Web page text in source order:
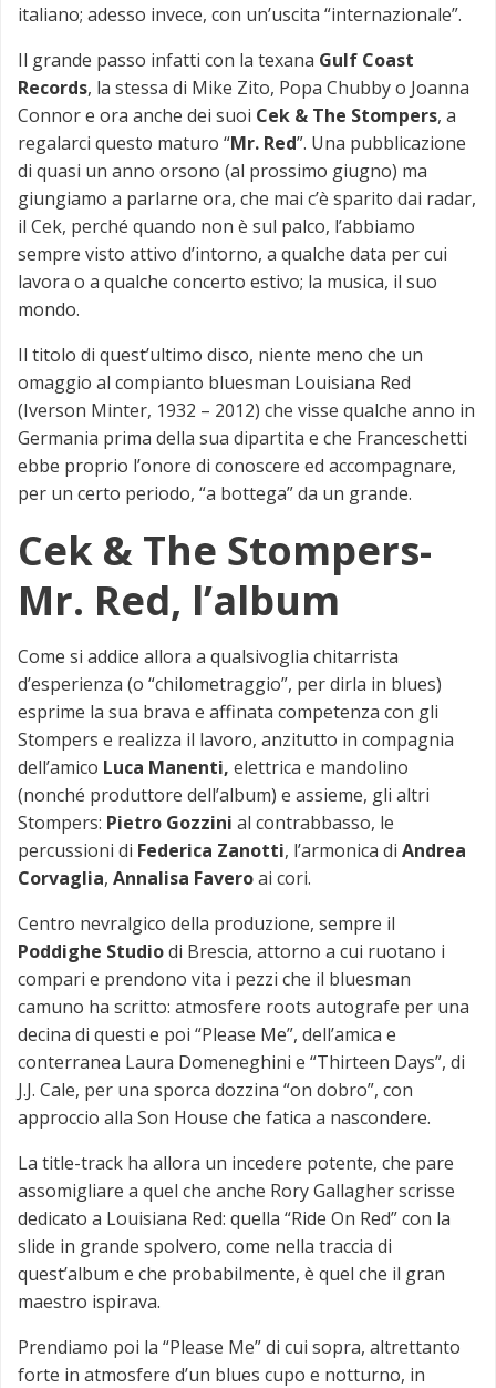
italiano; adesso invece, con un’uscita “internazionale”.
Il grande passo infatti con la texana Gulf Coast
Records, la stessa di Mike Zito, Popa Chubby o Joanna
Connor e ora anche dei suoi Cek & The Stompers, a
regalarci questo maturo “Mr. Red”. Una pubblicazione
di quasi un anno orsono (al prossimo giugno) ma
giungiamo a parlarne ora, che mai c’è sparito dai radar,
il Cek, perché quando non è sul palco, l’abbiamo
sempre visto attivo d’intorno, a qualche data per cui
lavora o a qualche concerto estivo; la musica, il suo
mondo.
Il titolo di quest’ultimo disco, niente meno che un
omaggio al compianto bluesman Louisiana Red
(Iverson Minter, 1932 – 2012) che visse qualche anno in
Germania prima della sua dipartita e che Franceschetti
ebbe proprio l’onore di conoscere ed accompagnare,
per un certo periodo, “a bottega” da un grande.
Cek & The Stompers-
Mr. Red, l’album
Come si addice allora a qualsivoglia chitarrista
d’esperienza (o “chilometraggio”, per dirla in blues)
esprime la sua brava e affinata competenza con gli
Stompers e realizza il lavoro, anzitutto in compagnia
dell’amico Luca Manenti, elettrica e mandolino
(nonché produttore dell’album) e assieme, gli altri
Stompers: Pietro Gozzini al contrabbasso, le
percussioni di Federica Zanotti, l’armonica di Andrea
Corvaglia, Annalisa Faveroai cori.
Centro nevralgico della produzione, sempre il
Poddighe Studiodi Brescia, attorno a cui ruotano i
compari e prendono vita i pezzi che il bluesman
camuno ha scritto: atmosfere roots autografe per una
decina di questi e poi “Please Me”, dell’amica e
conterranea Laura Domeneghini e “Thirteen Days”, di
J.J. Cale, per una sporca dozzina “on dobro”, con
approccio alla Son House che fatica a nascondere.
La title-track ha allora un incedere potente, che pare
assomigliare a quel che anche Rory Gallagher scrisse
dedicato a Louisiana Red: quella “Ride On Red” con la
slide in grande spolvero, come nella traccia di
quest’album e che probabilmente, è quel che il gran
maestro ispirava.
Prendiamo poi la “Please Me” di cui sopra, altrettanto
forte in atmosfere d’un blues cupo e notturno, in